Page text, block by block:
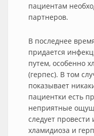
пациентам
партнеров.
В последнее
придается
путем, особенно
(герпес). В том
показывает
пациентки есть
неприятные
следует
хламидиоза и